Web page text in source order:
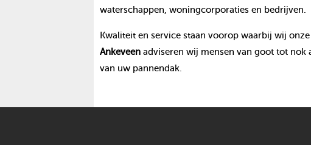
waterschappen, woningcorporaties en bedrijven.
Kwaliteit en service staan voorop waarbij wij
Ankeveenadviseren wij mensen van goot tot nok
van uw pannendak.